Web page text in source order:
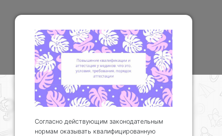
Согласно действующим законодательным
нормам оказывать квалифицированную